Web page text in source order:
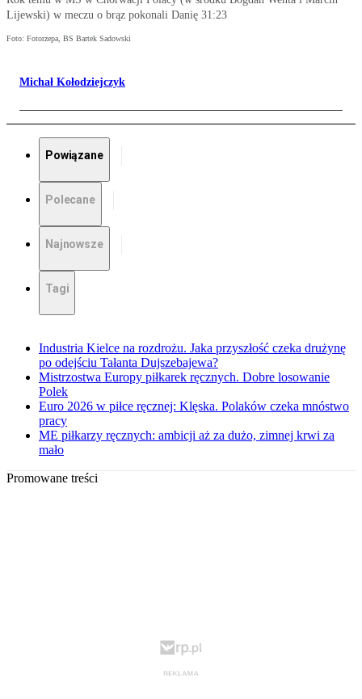
Lijewski) w meczu o brąz pokonali Danię 31:23
Foto: Fotorzepa, BS Bartek Sadowski
Michał Kołodziejczyk
Powiązane
Polecane
Najnowsze
Tagi
Industria Kielce na rozdrożu. Jaka przyszłość czeka drużynę
po odejściu Tałanta Dujszebajewa?
Mistrzostwa Europy piłkarek ręcznych. Dobre losowanie
Polek
Euro 2026 w piłce ręcznej: Klęska. Polaków czeka mnóstwo
pracy
ME piłkarzy ręcznych: ambicji aż za dużo, zimnej krwi za
mało
Promowane treści